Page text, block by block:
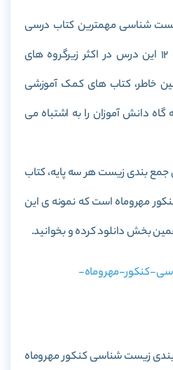
شناسی مهمترین کتاب درسی
است؛ دلیل آن هم ضریب 12 این درس در اکثر زیرگروه های
خاطر، کتاب های کمک آموزشی
گاه دانش آموزان را به اشتباه می
جمع بندی زیست هر سه پایه، کتاب
مهروماهاست که نمونه ی این
بخش دانلود کرده و بخوانید.
کنکور-مهروماه-
زیست شناسی کنکور مهروماه